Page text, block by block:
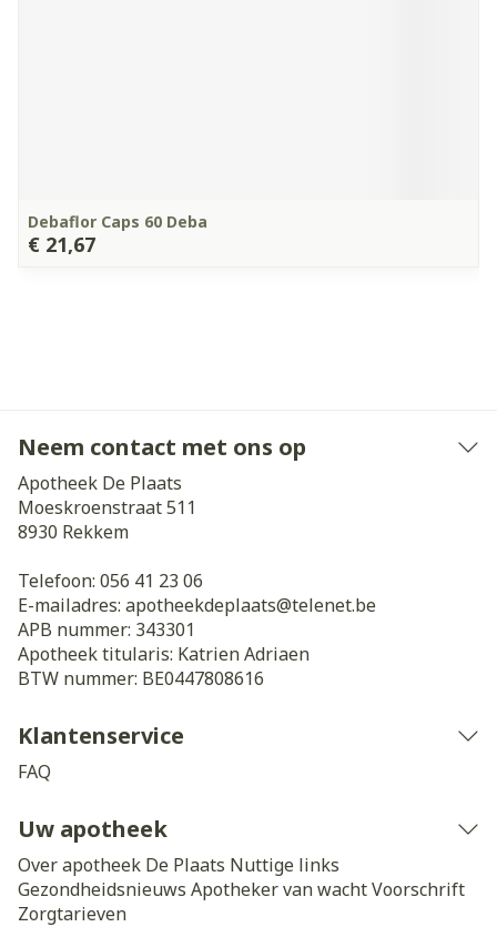
Debaflor Caps 60 Deba
€ 21,67
Neem contact met ons op
Apotheek De Plaats
Moeskroenstraat 511
8930 Rekkem
Telefoon: 056 41 23 06
E-mailadres: apotheekdeplaats@telenet.be
APB nummer: 343301
Apotheek titularis: Katrien Adriaen
BTW nummer: BE0447808616
Klantenservice
FAQ
Uw apotheek
Over apotheek De Plaats Nuttige links
Gezondheidsnieuws Apotheker van wachtVoorschrift
Zorgtarieven